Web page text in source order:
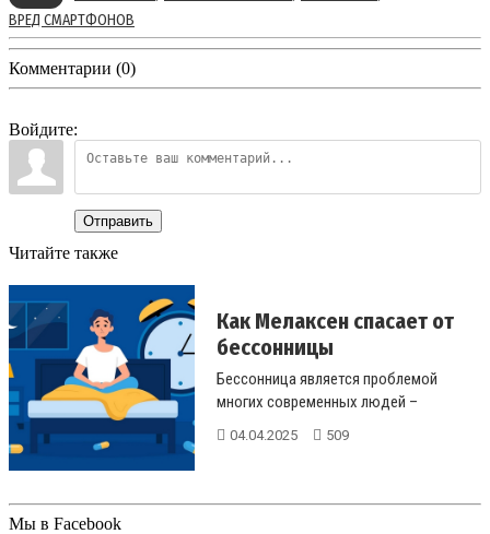
ВРЕД СМАРТФОНОВ
Комментарии (0)
Войдите:
Отправить
Читайте также
Как Мелаксен спасает от
бессонницы
Бессонница является проблемой
многих современных людей –
сложности с засыпанием могут быть
04.04.2025 509
Мы в Facebook